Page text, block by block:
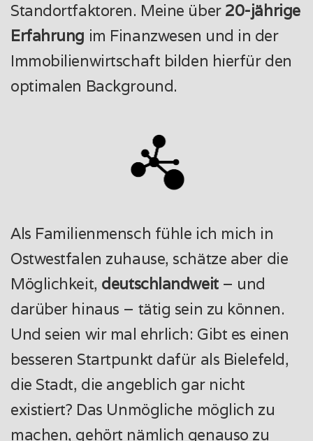
Standortfaktoren. Meine über 20-jährige
Erfahrung im Finanzwesen und in der
Immobilienwirtschaft bilden hierfür den
optimalen Background.
Als Familienmensch fühle ich mich in
Ostwestfalen zuhause, schätze aber die
Möglichkeit, deutschlandweit– und
darüber hinaus – tätig sein zu können.
Und seien wir mal ehrlich: Gibt es einen
besseren Startpunkt dafür als Bielefeld,
die Stadt, die angeblich gar nicht
existiert? Das Unmögliche möglich zu
machen, gehört nämlich genauso zu